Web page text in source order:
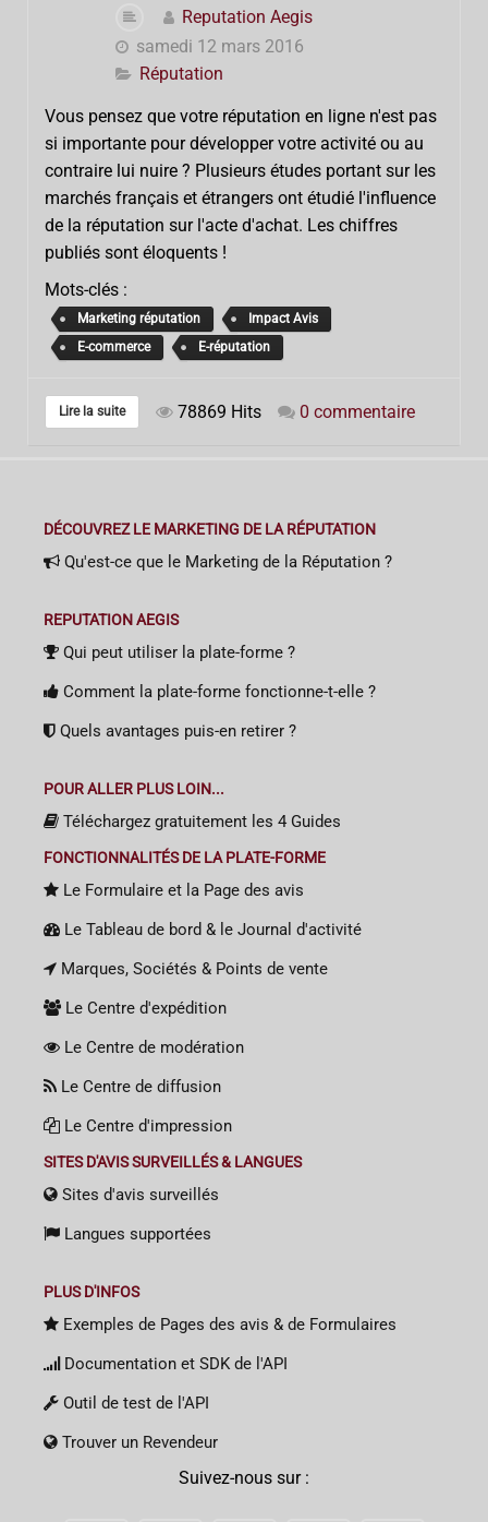
Reputation Aegis
samedi 12 mars 2016
Réputation
Vous pensez que votre réputation en ligne n'est pas
si importante pour développer votre activité ou au
contraire lui nuire ? Plusieurs études portant sur les
marchés français et étrangers ont étudié l'influence
de la réputation sur l'acte d'achat. Les chiffres
publiés sont éloquents !
Mots-clés :
Marketing réputation
Impact Avis
E-commerce
E-réputation
Lire la suite 78869 Hits 0 commentaire
DÉCOUVREZ LE MARKETING DE LA RÉPUTATION
Qu'est-ce que le Marketing de la Réputation ?
REPUTATION AEGIS
Qui peut utiliser la plate-forme ?
Comment la plate-forme fonctionne-t-elle ?
Quels avantages puis-en retirer ?
POUR ALLER PLUS LOIN...
Téléchargez gratuitement les 4 Guides
FONCTIONNALITÉS DE LA PLATE-FORME
Le Formulaire et la Page des avis
Le Tableau de bord & le Journal d'activité
Marques, Sociétés & Points de vente
Le Centre d'expédition
Le Centre de modération
Le Centre de diffusion
Le Centre d'impression
SITES D'AVIS SURVEILLÉS & LANGUES
Sites d'avis surveillés
Langues supportées
PLUS D'INFOS
Exemples de Pages des avis & de Formulaires
Documentation et SDK de l'API
Outil de test de l'API
Trouver un Revendeur
Suivez-nous sur :